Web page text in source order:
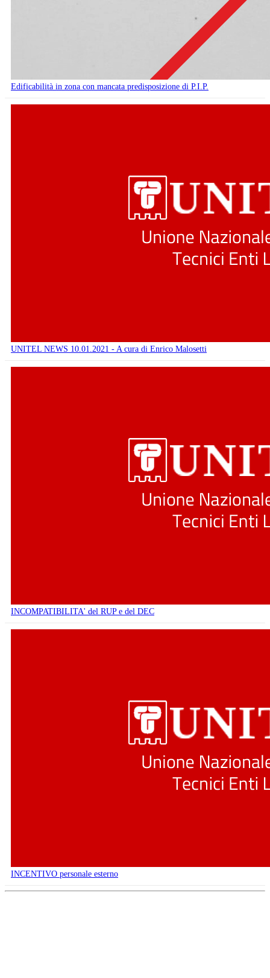
Edificabilità in zona con mancata predisposizione di P.I.P.
UNITEL NEWS 10.01.2021 - A cura di Enrico Malosetti
INCOMPATIBILITA' del RUP e del DEC
INCENTIVO personale esterno